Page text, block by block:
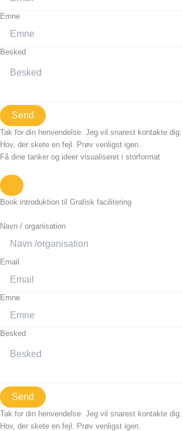
Emne
Besked
Send
Tak for din henvendelse. Jeg vil snarest kontakte
Hov, der skete en fejl. Prøv venligst igen.
Få dine tanker og ideer visualiseret i storformat
Book introduktion til Grafisk facilitering
Navn / organisation
Email
Emne
Besked
Send
Tak for din henvendelse. Jeg vil snarest kontakte
Hov, der skete en fejl. Prøv venligst igen.